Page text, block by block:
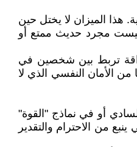
هذا الميزان لا يختل حين
مجرد حديث ممتع أو
تربط بين شخصين في
الأمان النفسي الذي لا
أو في نماذج "القوة"
من الاحترام والتقدير